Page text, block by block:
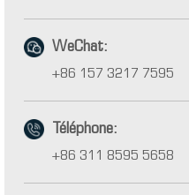
WeChat:
+86 157 3217 7595
Téléphone:
+86 311 8595 5658